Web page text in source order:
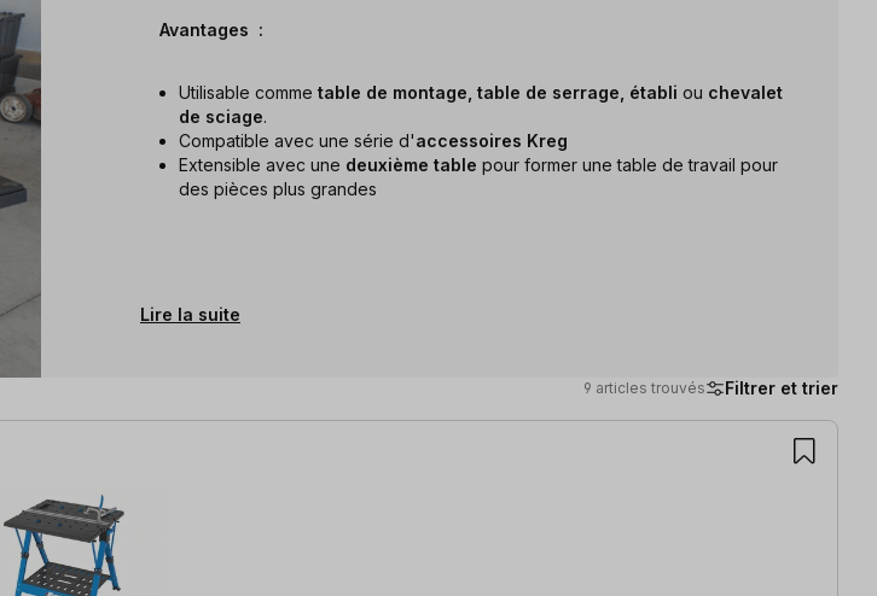
Avantages :
Utilisable comme table de montage, table de serrage, établi ou chevalet
de sciage.
Compatible avec une série d'accessoires Kreg
Extensible avec une deuxième table pour former une table de travail pour
des pièces plus grandes
Lire la suite
9 articles trouvés Filtrer et trier